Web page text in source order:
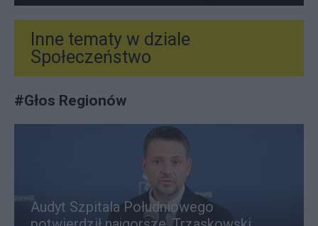
Inne tematy w dziale
Społeczeństwo
#Głos Regionów
Audyt Szpitala Południowego